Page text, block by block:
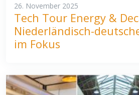
26. November 2025
Tech Tour Energy &
Niederländisch-
im Fokus